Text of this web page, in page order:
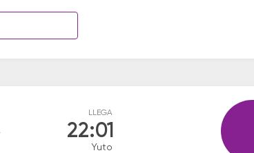
LLEGA
22:01
Yuto